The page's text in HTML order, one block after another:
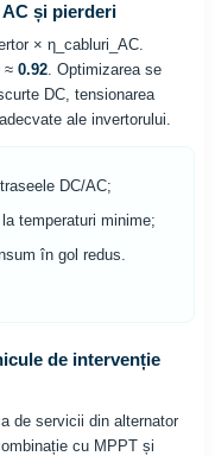
și pierderi
× η_cabluri_AC.
≈ 0.92. Optimizarea se
DC, tensionarea
ale invertorului.
DC/AC;
temperaturi minime;
în gol redus.
de intervenție
de servicii din alternator
cu MPPT și